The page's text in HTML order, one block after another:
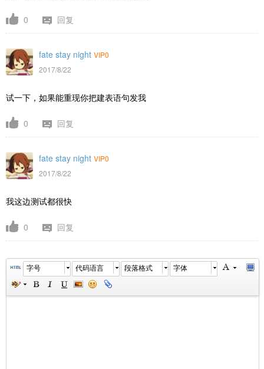
0 回复
fate stay night VIP0
2017/8/22
试一下，如果能重现你把建表语句发我
0 回复
fate stay night VIP0
2017/8/22
我这边测试都很快
0 回复
字号 代码语言 段落格式 字体